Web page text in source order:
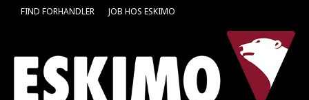
FIND FORHANDLER JOB HOS ESKIMO